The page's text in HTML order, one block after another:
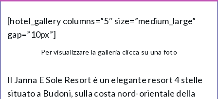
[hotel_gallery columns=”5″ size=”medium_large”
gap=”10px”]
Per visualizzare la galleria clicca su una foto
Il Janna E Sole Resort è un elegante resort 4 stelle
situato a Budoni, sulla costa nord-orientale della